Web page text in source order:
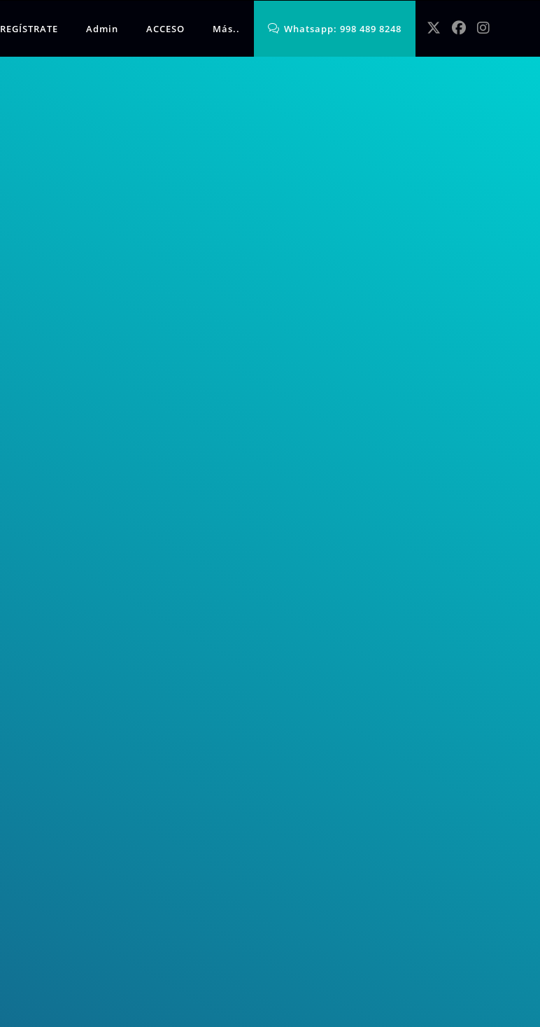
REGÍSTRATE Admin ACCESO Más.. Whatsapp: 998 489 8248